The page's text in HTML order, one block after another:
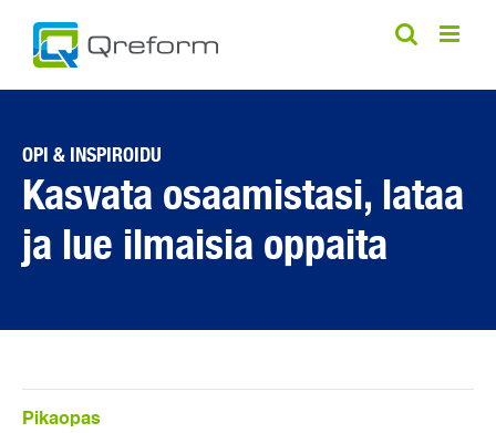
content
OPI & INSPIROIDU
Kasvata osaamistasi, lataa
ja lue ilmaisia oppaita
Pikaopas